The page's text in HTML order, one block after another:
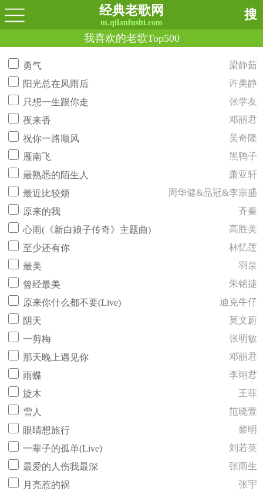
经典老歌网
m.qilanfushi.com
搜
我喜欢的老歌Top500
勇气
梁静茹
阳光总在风雨后
许美静
只想一生跟你走
张学友
夜来香
邓丽君
祝你一路顺风
吴奇隆
雁南飞
黑鸭子
最熟悉的陌生人
萧亚轩
最近比较烦
周华健&品冠&李宗盛
原来的我
齐秦
心雨(《新白娘子传奇》主题曲)
高胜美
至少还有你
林忆莲
最美
羽泉
曾经最美
朱铭捷
原来你什么都不要(Live)
迪克牛仔
阴天
莫文蔚
一剪梅
张明敏
那天晚上遇见你
邓丽君
雨蝶
李翊君
旋木
王菲
雪人
范晓萱
眼睛想旅行
黎明
一辈子的孤单(Live)
刘若英
最爱的人伤我最深
张雨生
月亮惹的祸
张宇